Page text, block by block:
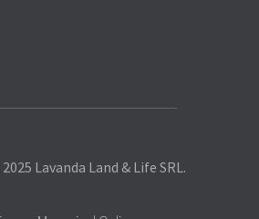
Lavanda Land & Life SRL.